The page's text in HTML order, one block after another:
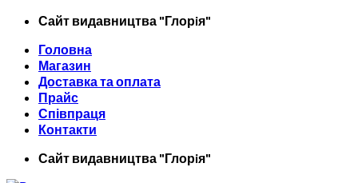
Skip
content
Сайт видавництва "Глорiя"
Головна
Магазин
Доставка та оплата
Прайс
Співпраця
Контакти
Сайт видавництва "Глорiя"